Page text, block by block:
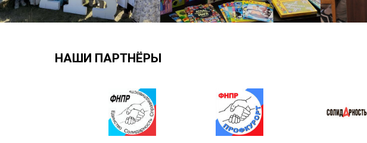
НАШИ ПАРТНЁРЫ